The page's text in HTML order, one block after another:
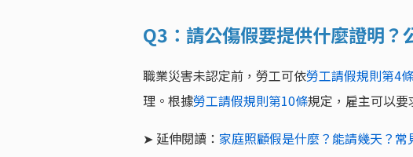
Q3：請公傷假要提供什麼證明？
職業災害未認定前，勞工可依勞工請假規則第4條
理。根據勞工請假規則第10條規定，雇主可以要
➤ 延伸閱讀： 家庭照顧假是什麼？能請幾天？常